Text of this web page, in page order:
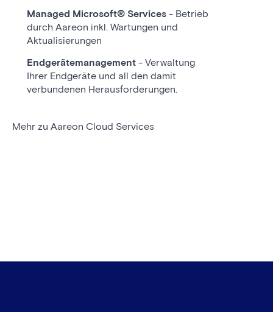
Managed Microsoft® Services- Betrieb
durch Aareon inkl. Wartungen und
Aktualisierungen
Endgerätemanagement - Verwaltung
Ihrer Endgeräte und all den damit
verbundenen Herausforderungen.
Mehr zu Aareon Cloud Services